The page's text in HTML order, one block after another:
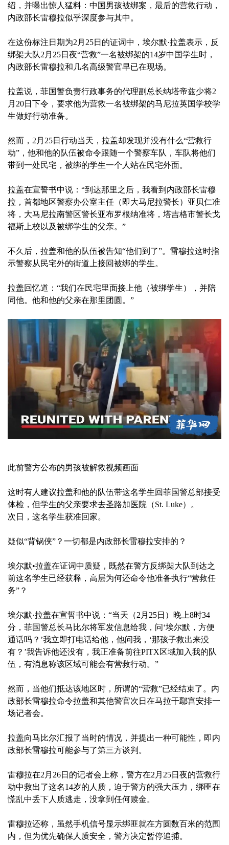
绍，并曝出惊人猛料：中国男孩被绑案，最后的营救行动，
内政部长雷穆拉似乎深度参与其中。
在这份标注日期为2月25日的证词中，埃尔默·拉盖表示，反
绑架大队2月25日夜“营救”一名被绑架的14岁中国学生时，
内政部长雷穆拉和几名高级警官早已在现场。
拉盖说，菲国警负责行政事务的代理副总长纳塔帝兹少将2
月20日下令，要求他为营救一名被绑架的马尼拉英国学校学
生做好行动准备。
然而，2月25日行动当天，拉盖却发现并没有什么“营救行
动”，他和他的队伍被命令跟随一个警察车队，车队将他们
带到一处民宅，被绑的学生一个人站在民宅外面。
拉盖在宣誓书中说：“到达那里之后，我看到内政部长雷穆
拉，首都地区警察办公室主任（即大马尼拉警长）亚贝仁准
将，大马尼拉南警区警长亚布罗根纳准将，塔吉格市警长戈
福斯上校以及被绑学生的父亲。”
不久后，拉盖和他的队伍被告知“他们到了”。雷穆拉这时指
示警察从民宅外的街道上接回被绑的学生。
拉盖回忆道：“我们在民宅里面接上他（被绑学生），并陪
同他。他和他的父亲在那里团圆。”
此前警方公布的男孩被解救视频画面
这时有人建议拉盖和他的队伍带这名学生回菲国警总部接受
体检，但学生的父亲要求去圣路加医院（St. Luke）。
次日，这名学生获准回家。
疑似“背锅侠”？一切都是内政部长雷穆拉安排的？
埃尔默•拉盖在证词中质疑，既然在警方反绑架大队到达之
前这名学生已经获释，高层为何还命令他准备执行“营救任
务”？
埃尔默·拉盖在宣誓书中说：“当天（2月25日）晚上8时34
分，菲国警总长马比尔将军发信息给我，问‘埃尔默，方便
通话吗？’我立即打电话给他，他问我，‘那孩子救出来没
有？’我告诉他还没有，我正准备前往PITX区域加入我的队
伍，有消息称该区域可能会有营救行动。”
然而，当他们抵达该地区时，所谓的“营救”已经结束了。内
政部长雷穆拉命令拉盖和其他警官次日在马拉干鄢宫安排一
场记者会。
拉盖向马比尔汇报了当时的情况，并提出一种可能性，即内
政部长雷穆拉可能参与了第三方谈判。
雷穆拉在2月26日的记者会上称，警方在2月25日夜的营救行
动中救出了这名14岁的人质，迫于警方的强大压力，绑匪在
慌乱中丢下人质逃走，没拿到任何赎金。
雷穆拉还称，虽然手机信号显示绑匪就在方圆数百米的范围
内，但为优先确保人质安全，警方决定暂停追捕。